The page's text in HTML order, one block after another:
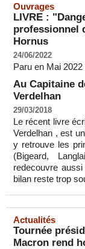
Ouvrages
LIVRE :
professionnel
Hornus
24/06/2022
Paru en Mai
Au Capitaine
Verdelhan
29/03/2018
Le récent livre
Verdelhan , est
y retrouve les
(Bigeard,
redecouvre
bilan reste trop
Actualités
Tournée
Macron rend